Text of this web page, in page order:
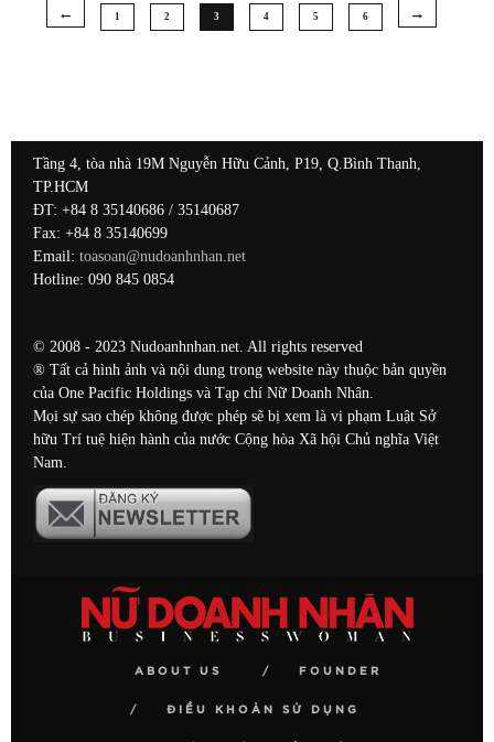
1 2 3 4 5 6
Tầng 4, tòa nhà 19M Nguyễn Hữu Cảnh, P19, Q.Bình Thạnh,
TP.HCM
ĐT: +84 8 35140686 / 35140687
Fax: +84 8 35140699
Email: toasoan@nudoanhnhan.net
Hotline: 090 845 0854
© 2008 - 2023 Nudoanhnhan.net. All rights reserved
® Tất cả hình ảnh và nội dung trong website này thuộc bản quyền
của One Pacific Holdings và Tạp chí Nữ Doanh Nhân.
Mọi sự sao chép không được phép sẽ bị xem là vi phạm Luật Sở
hữu Trí tuệ hiện hành của nước Cộng hòa Xã hội Chủ nghĩa Việt
Nam.
ABOUT US FOUNDER
ĐIỀU KHOẢN SỬ DỤNG